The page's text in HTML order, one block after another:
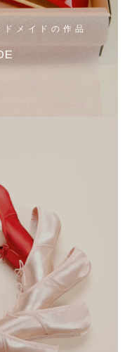
メイドの作品